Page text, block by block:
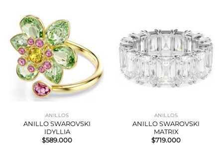
ANILLOS
ANILLO SWAROVSKI
IDYLLIA
$589.000
ANILLOS
ANILLO SWAROVSKI
MATRIX
$719.000